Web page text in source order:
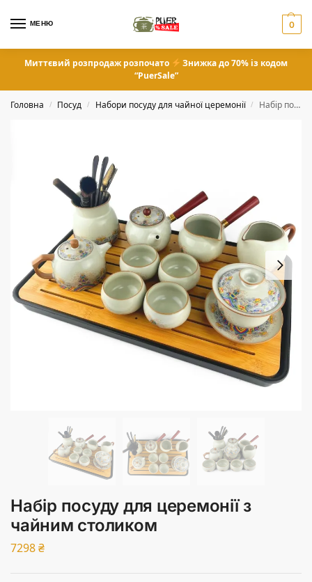
МЕНЮ 0
Миттєвий розпродаж розпочато
Знижка до 70% із кодом
“PuerSale”
Головна / Посуд / Набори посуду для чайної церемонії / Набір посуду для церемонії з чайним столиком
Набір посуду для церемонії з
чайним столиком
7298₴